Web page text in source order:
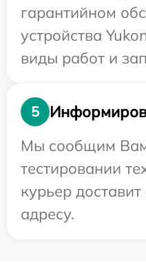
гарантийном
устройства
виды работ и
5
Мы сообщим
тестировании
курьер
адресу.